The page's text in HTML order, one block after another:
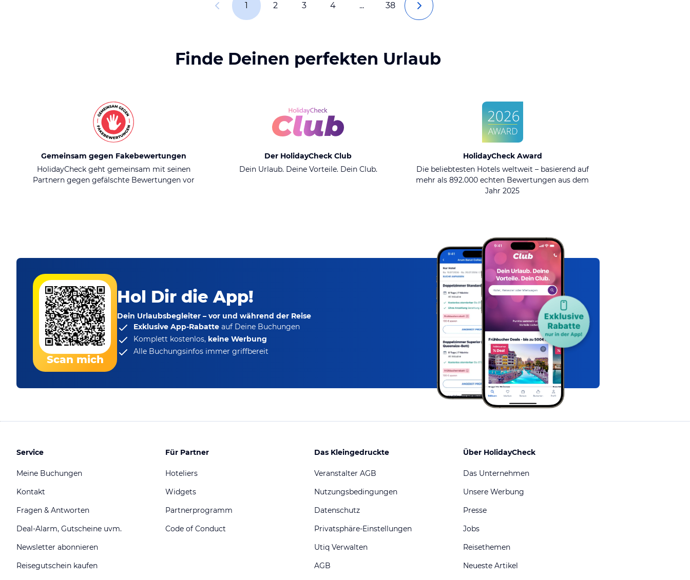
1 2 3 4 ... 38
Finde Deinen perfekten Urlaub
Gemeinsam gegen Fakebewertungen
HolidayCheck geht gemeinsam mit seinen
Partnern gegen gefälschte Bewertungen vor
Der HolidayCheck Club
Dein Urlaub. Deine Vorteile. Dein Club.
HolidayCheck Award
Die beliebtesten Hotels weltweit – basierend auf
mehr als 892.000 echten Bewertungen aus dem
Jahr 2025
Scan mich
Hol Dir die App!
Dein Urlaubsbegleiter – vor und während der Reise
Exklusive App-Rabatte auf Deine Buchungen
Komplett kostenlos, keine Werbung
Alle Buchungsinfos immer griffbereit
Service
Meine Buchungen
Kontakt
Fragen & Antworten
Deal-Alarm, Gutscheine uvm.
Newsletter abonnieren
Reisegutschein kaufen
Für Partner
Hoteliers
Widgets
Partnerprogramm
Code of Conduct
Das Kleingedruckte
Veranstalter AGB
Nutzungsbedingungen
Datenschutz
Privatsphäre-Einstellungen
Utiq Verwalten
AGB
Über HolidayCheck
Das Unternehmen
Unsere Werbung
Presse
Jobs
Reisethemen
Neueste Artikel